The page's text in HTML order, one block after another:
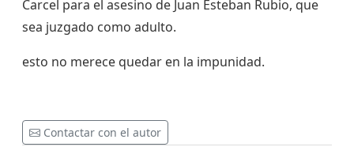
Carcel para el asesino de Juan Esteban Rubio, que
sea juzgado como adulto.
esto no merece quedar en la impunidad.
Contactar con el autor